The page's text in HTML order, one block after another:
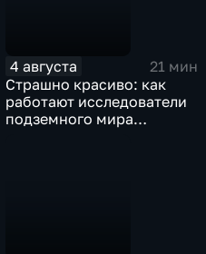
4 августа
21 мин
Страшно красиво: как
работают исследователи
подземного мира